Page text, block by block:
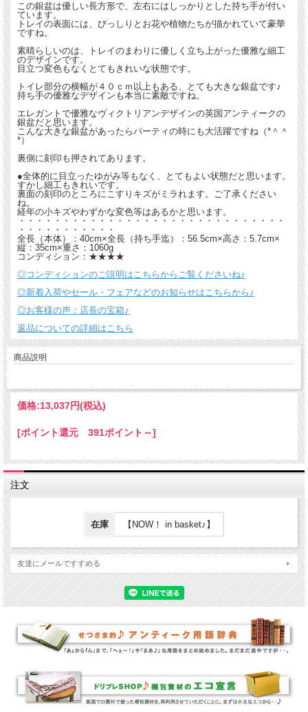
この銀盆は優しい長方形で、左右にはしっかりとした持ち手が付い
ています。
トレイの表面には、びっしりとお花や植物たちが描かれていて豪華
ですね。
素晴らしいのは、トレイのまわりに優しく立ち上がった優雅な細工
のデザインです。
目立つ変色もなくとてもきれいな状態です。
トイレ部分の横幅が４０ｃｍ以上もある、とても大きな銀盆です♪
持ち手の優雅なデザインも本当に素敵ですね。
エレガントで優雅なヴィクトリアンデザインの英国アンティークの
銀盆だと思います。
こんな大きな銀盆があったらパーティの時にも大活躍ですね（*＾＾
*）
裏側に刻印も押されてあります。
●全体的に目立ったゆがみ等もなく、とてもよい状態だと思います。
すかし細工もきれいです。
裏面の刻印のところにこすりキズがミラれます。ご了承ください
ね。
経年の小キズやわずかな変色等はあるかと思います。
・・・・・・・・・・・・・・・・・・・・・・・・・・・・・・
・・・・・・・・・・・
全長（本体）：40cm×全長（持ち手迄）：56.5cm×高さ：5.7cm×
縦：35cm×重さ：1060g
コンディション：★★★★
◎コンディションのご説明はこちらからご覧くださいね♪
◎新着入荷やセール・フェアなどのお知らせはこちらから♪
◎お客様の声：店長の宝箱♪
返品についての詳細はこちら
商品説明
価格:13,037円(税込)
[ポイント還元 391ポイント～]
注文
在庫 【NOW！ in basket♪】
友達にメールですすめる